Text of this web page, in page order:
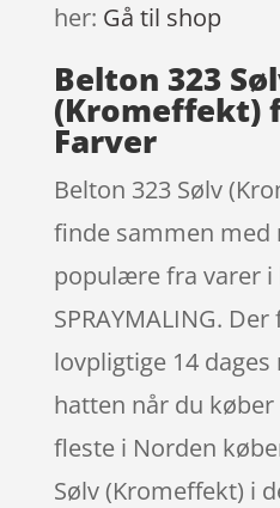
her: Gå til shop
Belton 323
(Kromeffekt)
Farver
Belton 323 Sølv
finde sammen med
populære fra varer i
SPRAYMALING.
lovpligtige 14
hatten når du
fleste i Norden
Sølv (Kromeffekt) i